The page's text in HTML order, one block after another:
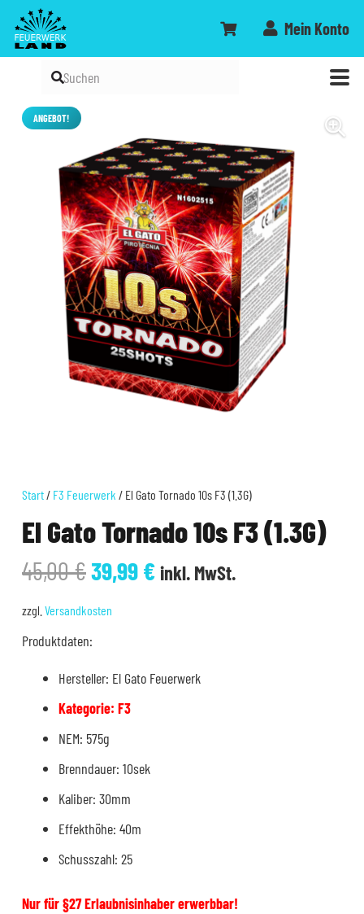
Mein Konto
ANGEBOT!
Start/ F3 Feuerwerk / El Gato Tornado 10s F3 (1.3G)
El Gato Tornado 10s F3 (1.3G)
45,00€Ursprünglicher
Preis
war:
45,00 €
39,99€Aktueller
inkl. MwSt.
zzgl. Versandkosten
Produktdaten:
Hersteller: El Gato Feuerwerk
Kategorie: F3
NEM: 575g
Brenndauer: 10sek
Kaliber: 30mm
Effekthöhe: 40m
Schusszahl: 25
Nur für §27 Erlaubnisinhaber erwerbbar!